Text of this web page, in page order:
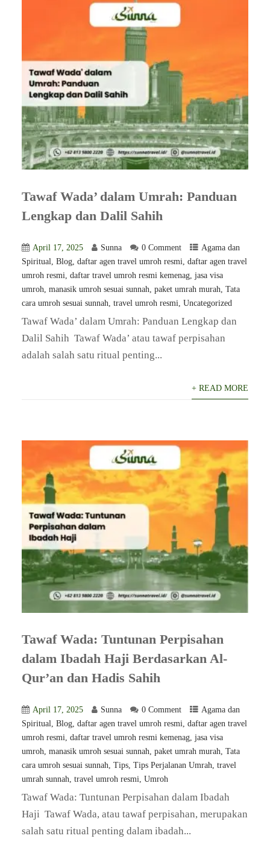
Tawaf Wada’ dalam Umrah: Panduan
Lengkap dan Dalil Sahih
April 17, 2025 Sunna 0 Comment
Agama dan
Spiritual Blog, ⁠daftar agen travel umroh resmi daftar agen travel
umroh resmi daftar travel umroh resmi kemenag, jasa visa
umroh manasik umroh sesuai sunnah paket umrah murah Tata
cara umroh sesuai sunnah travel umroh resmi Uncategorized
​Tawaf Wada’ dalam Umrah: Panduan Lengkap dan
Dalil Sahih ​ Tawaf Wada’ atau tawaf perpisahan
adalah salah satu ritual penting...
+ READ MORE
Tawaf Wada: Tuntunan Perpisahan
dalam Ibadah Haji Berdasarkan Al-
Qur’an dan Hadis Sahih
April 17, 2025 Sunna 0 Comment
Agama dan
Spiritual, Blog, daftar agen travel umroh resmi, ⁠daftar agen travel
umroh resmi, daftar travel umroh resmi kemenag, jasa visa
umroh, manasik umroh sesuai sunnah, paket umrah murah, Tata
cara umroh sesuai sunnah, Tips, Tips Perjalanan Umrah, travel
umrah sunnah, travel umroh resmi, Umroh
​Tawaf Wada: Tuntunan Perpisahan dalam Ibadah
Haji ​ Tawaf Wada, atau tawaf perpisahan, merupakan
salah satu ritual penting dalam ibadah...